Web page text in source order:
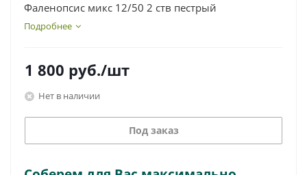
Фаленопсис микс 12/50 2 ств пестрый
Подробнее
1 800 руб./шт
Нет в наличии
Под заказ